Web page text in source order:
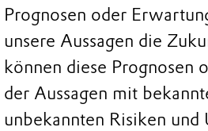
Prognosen oder
unsere Aussagen die
können diese Prognosen
der Aussagen mit
unbekannten Risiken und